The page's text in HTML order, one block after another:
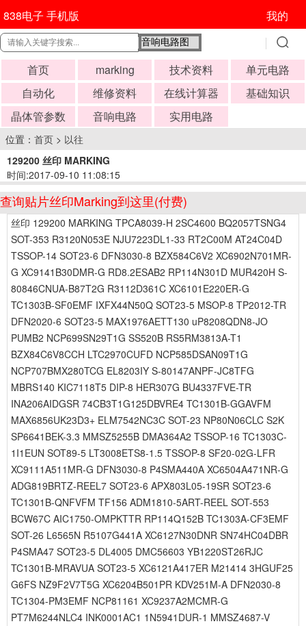
838电子 手机版 我的
首页 marking 技术资料
单元电路
自动化
维修资料 在线计算器
基础知识
晶体管参数
音响电路 实用电路
位置： 首页 > 以往
129200 丝印 MARKING
时间:2017-09-10 11:08:15
查询贴片丝印Marking到这里(付费)
丝印 129200 MARKING TPCA8039-H 2SC4600 BQ2057TSNG4
SOT-353 R3120N053E NJU7223DL1-33 RT2C00M AT24C04D
TSSOP-14 SOT23-6 DFN3030-8 BZX584C6V2 XC6902N701MR-
G XC9141B30DMR-G RD8.2ESAB2 RP114N301D MUR420H S-
80846CNUA-B87T2G R3112D361C XC6101E220ER-G
TC1303B-SF0EMF IXFX44N50Q SOT23-5 MSOP-8 TP2012-TR
DFN2020-6 SOT23-5 MAX1976AETT130 uP8208QDN8-JO
PUMB2 NCP699SN29T1G SS520B RS5RM3813A-T1
BZX84C6V8CCH LTC2970CUFD NCP585DSAN09T1G
NCP707BMX280TCG EL8203IY S-80147ANPF-JC8TFG
MBRS140 KIC7118T5 DIP-8 HER307G BU4337FVE-TR
INA206AIDGSR 74CB3T1G125DBVRE4 TC1301B-GGAVFM
MAX6856UK23D3+ ELM7542NC3C SOT-23 NP80N06CLC S2K
SP6641BEK-3.3 MMSZ5255B DMA364A2 TSSOP-16 TC1303C-
1I1EUN SOT89-5 LT3008ETS8-1.5 TSSOP-8 SF20-02G-LFR
XC9111A511MR-G DFN3030-8 P4SMA440A XC6504A471NR-G
ADG819BRTZ-REEL7 SOT23-6 APX803L05-19SR SOT23-6
TC1301B-QNFVFM TF156 ADM1810-5ART-REEL SOT-553
BCW67C AIC1750-OMPKTTR RP114Q152B TC1303A-CF3EMF
SOT-26 L6565N R5107G441A XC6127N30DNR SN74HC04DBR
P4SMA47 SOT23-5 DL4005 DMC56603 YB1220ST26RJC
TC1301B-MRAVUA SOT23-5 XC6121A417ER M21414 3HGUF25
G6FS NZ9F2V7T5G XC6204B501PR KDV251M-A DFN2030-8
TC1304-PM3EMF NCP81161 XC9237A2MCMR-G
PT7M6244NLC4 INK0001AC1 1N5941DUR-1 MMSZ4687-V